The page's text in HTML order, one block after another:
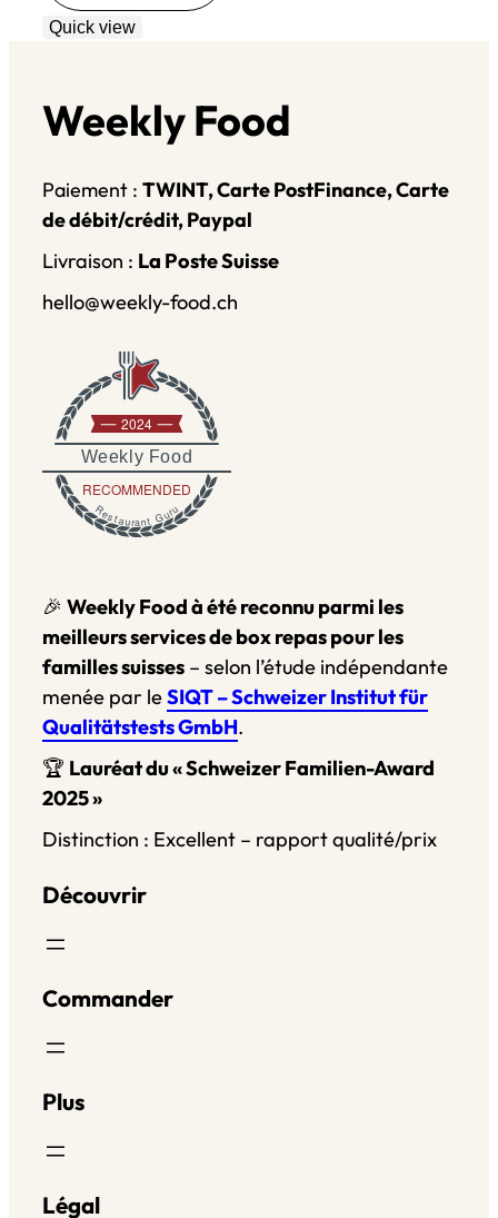
Quick view
Weekly Food
Paiement : TWINT, Carte PostFinance, Carte
de débit/crédit, Paypal
Livraison : La Poste Suisse
hello@weekly-food.ch
Weekly Food
2024
RECOMMENDED
Restaurant Guru
🎉 Weekly Food à été reconnu parmi les
meilleurs services de box repas pour les
familles suisses – selon l’étude indépendante
menée par leSIQT – Schweizer Institut für
Qualitätstests GmbH.
🏆 Lauréat du « Schweizer Familien-Award
2025 »
Distinction : Excellent – rapport qualité/prix
Découvrir
Commander
Plus
Légal